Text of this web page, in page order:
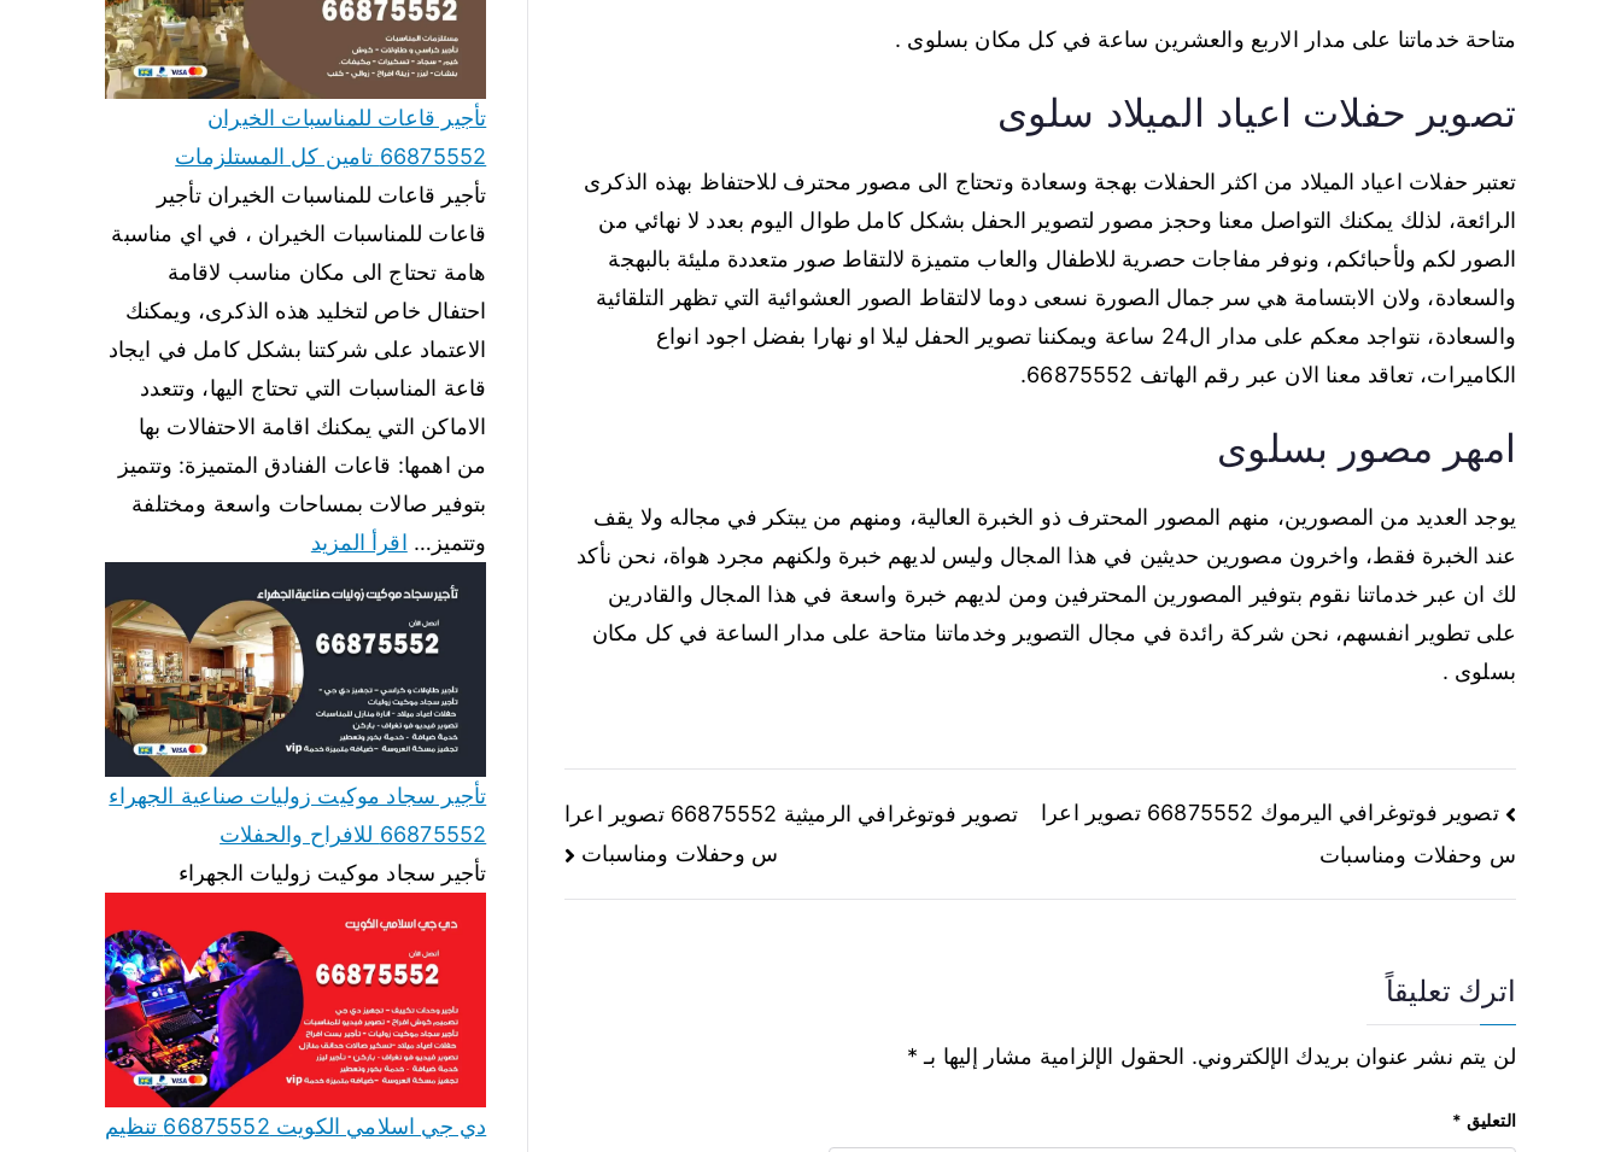
متاحة خدماتنا على مدار الاربع والعشرين ساعة في كل مكان بسلوى .
تصوير حفلات اعياد الميلاد سلوى
تعتبر حفلات اعياد الميلاد من اكثر الحفلات بهجة وسعادة وتحتاج الى مصور محترف للاحتفاظ بهذه الذكرى
الرائعة، لذلك يمكنك التواصل معنا وحجز مصور لتصوير الحفل بشكل كامل طوال اليوم بعدد لا نهائي من
الصور لكم ولأحبائكم، ونوفر مفاجات حصرية للاطفال والعاب متميزة لالتقاط صور متعددة مليئة بالبهجة
والسعادة، ولان الابتسامة هي سر جمال الصورة نسعى دوما لالتقاط الصور العشوائية التي تظهر التلقائية
والسعادة، نتواجد معكم على مدار ال24 ساعة ويمكننا تصوير الحفل ليلا او نهارا بفضل اجود انواع
الكاميرات، تعاقد معنا الان عبر رقم الهاتف 66875552.
امهر مصور بسلوى
يوجد العديد من المصورين، منهم المصور المحترف ذو الخبرة العالية، ومنهم من يبتكر في مجاله ولا يقف
عند الخبرة فقط، واخرون مصورين حديثين في هذا المجال وليس لديهم خبرة ولكنهم مجرد هواة، نحن نأكد
لك ان عبر خدماتنا نقوم بتوفير المصورين المحترفين ومن لديهم خبرة واسعة في هذا المجال والقادرين
على تطوير انفسهم، نحن شركة رائدة في مجال التصوير وخدماتنا متاحة على مدار الساعة في كل مكان
بسلوى .
تصوير فوتوغرافي اليرموك 66875552 تصوير اعرا
س وحفلات ومناسبات
تصوير فوتوغرافي الرميثية 66875552 تصوير اعرا
س وحفلات ومناسبات
اترك تعليقاً
لن يتم نشر عنوان بريدك الإلكتروني. الحقول الإلزامية مشار إليها بـ *
التعليق *
تأجير قاعات للمناسبات الخيران
66875552 تامين كل المستلزمات
تأجير قاعات للمناسبات الخيران تأجير
قاعات للمناسبات الخيران ، في اي مناسبة
هامة تحتاج الى مكان مناسب لاقامة
احتفال خاص لتخليد هذه الذكرى، ويمكنك
الاعتماد على شركتنا بشكل كامل في ايجاد
قاعة المناسبات التي تحتاج اليها، وتتعدد
الاماكن التي يمكنك اقامة الاحتفالات بها
من اهمها: قاعات الفنادق المتميزة: وتتميز
بتوفير صالات بمساحات واسعة ومختلفة
وتتميز… اقرأ المزيد
تأجير سجاد موكيت زوليات صناعية الجهراء
66875552 للافراح والحفلات
تأجير سجاد موكيت زوليات الجهراء
دي جي اسلامي الكويت 66875552 تنظيم